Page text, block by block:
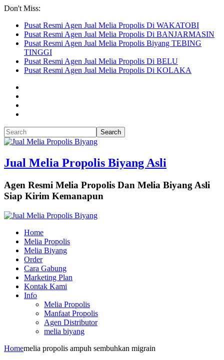
Don't Miss:
Pusat Resmi Agen Jual Melia Propolis Di WAKATOBI
Pusat Resmi Agen Jual Melia Propolis Di BANJARMASIN
Pusat Resmi Agen Jual Melia Propolis Biyang TEBING
TINGGI
Pusat Resmi Agen Jual Melia Propolis Di BELU
Pusat Resmi Agen Jual Melia Propolis Di KOLAKA
Jual Melia Propolis Biyang Asli
Agen Resmi Melia Propolis Dan Melia Biyang Asli
Siap Kirim Kemanapun
Home
Melia Propolis
Melia Biyang
Order
Cara Gabung
Marketing Plan
Kontak Kami
Info
Melia Propolis
Manfaat Propolis
Agen Distributor
melia biyang
Homemelia propolis ampuh sembuhkan migrain